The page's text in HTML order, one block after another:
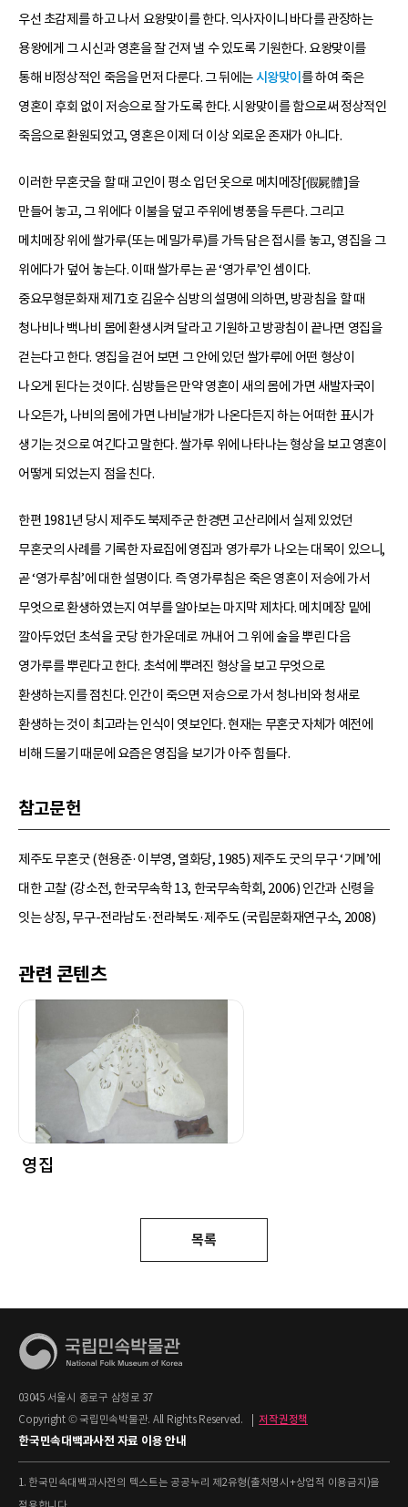
우선 초감제를 하고 나서 요왕맞이를 한다. 익사자이니 바다를 관장하는
용왕에게 그 시신과 영혼을 잘 건져 낼 수 있도록 기원한다. 요왕맞이를
통해 비정상적인 죽음을 먼저 다룬다. 그 뒤에는시왕맞이 를 하여 죽은
영혼이 후회 없이 저승으로 잘 가도록 한다. 시왕맞이를 함으로써 정상적인
죽음으로 환원되었고, 영혼은 이제 더 이상 외로운 존재가 아니다.
이러한 무혼굿을 할 때 고인이 평소 입던 옷으로 메치메장[假屍體]을
만들어 놓고, 그 위에다 이불을 덮고 주위에 병풍을 두른다. 그리고
메치메장 위에 쌀가루(또는 메밀가루)를 가득 담은 접시를 놓고, 영집을 그
위에다가 덮어 놓는다. 이때 쌀가루는 곧 ‘영가루’인 셈이다.
중요무형문화재 제71호 김윤수 심방의 설명에 의하면, 방광침을 할 때
청나비나 백나비 몸에 환생시켜 달라고 기원하고 방광침이 끝나면 영집을
걷는다고 한다. 영집을 걷어 보면 그 안에 있던 쌀가루에 어떤 형상이
나오게 된다는 것이다. 심방들은 만약 영혼이 새의 몸에 가면 새발자국이
나오든가, 나비의 몸에 가면 나비날개가 나온다든지 하는 어떠한 표시가
생기는 것으로 여긴다고 말한다. 쌀가루 위에 나타나는 형상을 보고 영혼이
어떻게 되었는지 점을 친다.
한편 1981년 당시 제주도 북제주군 한경면 고산리에서 실제 있었던
무혼굿의 사례를 기록한 자료집에 영집과 영가루가 나오는 대목이 있으니,
곧 ‘영가루침’에 대한 설명이다. 즉 영가루침은 죽은 영혼이 저승에 가서
무엇으로 환생하였는지 여부를 알아보는 마지막 제차다. 메치메장 밑에
깔아두었던 초석을 굿당 한가운데로 꺼내어 그 위에 술을 뿌린 다음
영가루를 뿌린다고 한다. 초석에 뿌려진 형상을 보고 무엇으로
환생하는지를 점친다. 인간이 죽으면 저승으로 가서 청나비와 청새로
환생하는 것이 최고라는 인식이 엿보인다. 현재는 무혼굿 자체가 예전에
비해 드물기 때문에 요즘은 영집을 보기가 아주 힘들다.
참고문헌
제주도 무혼굿 (현용준·이부영, 열화당, 1985) 제주도 굿의 무구 ‘기메’에
대한 고찰 (강소전, 한국무속학 13, 한국무속학회, 2006) 인간과 신령을
잇는 상징, 무구-전라남도·전라북도·제주도 (국립문화재연구소, 2008)
관련 콘텐츠
영집
목록
03045 서울시 종로구 삼청로 37
Copyright © 국립민속박물관. All Rights Reserved.
저작권정책
한국민속대백과사전 자료 이용 안내
1. 한국민속대백과사전의 텍스트는 공공누리 제2유형(출처명시+상업적 이용금지)을